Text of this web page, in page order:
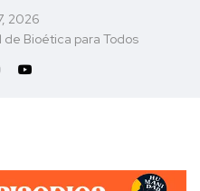
2026
Bioética para Todos